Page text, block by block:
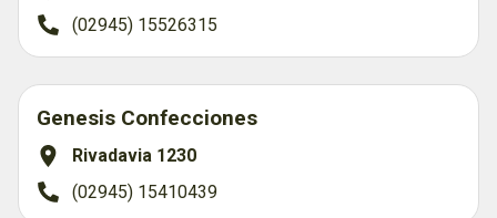
(02945) 15526315
Genesis Confecciones
Rivadavia 1230
(02945) 15410439